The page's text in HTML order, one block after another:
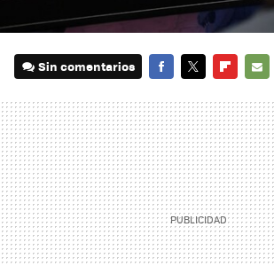
Sin comentarios
MAIL